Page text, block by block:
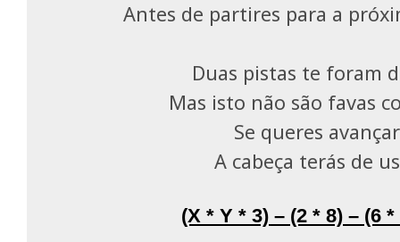
Antes de partires para a
Duas pistas te foram
Mas isto não são favas
Se queres avançar
A cabeça terás de
(X * Y * 3) – (2 * 8) – (6 *